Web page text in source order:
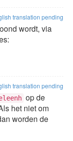
translation pending
wordt, via
translation pending
op de
het niet om
worden de